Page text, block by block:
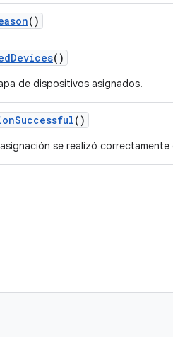
()
Devices()
de dispositivos asignados.
Successful()
se realizó correctamente